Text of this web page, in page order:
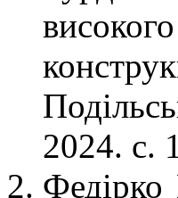
2024. с.